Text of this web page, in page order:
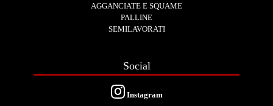
AGGANCIATE E SQUAME
PALLINE
SEMILAVORATI
Social
Instagram